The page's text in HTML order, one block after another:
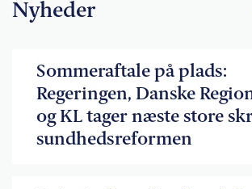
Nyheder
Sommeraftale på plads:
Regeringen, Danske
og KL tager næste store
sundhedsreformen